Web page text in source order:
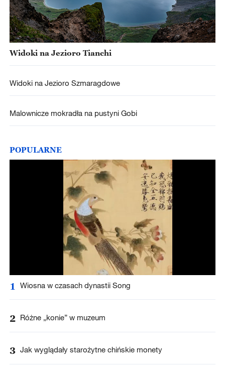
Widoki na Jezioro Tianchi
Widoki na Jezioro Szmaragdowe
Malownicze mokradła na pustyni Gobi
POPULARNE
1 Wiosna w czasach dynastii Song
2 Różne „konie” w muzeum
3 Jak wyglądały starożytne chińskie monety